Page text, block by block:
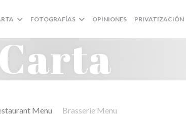
FOTOGRAFÍAS OPINIONES PRIVATIZACIÓN
Carta
Menu Brasserie Menu